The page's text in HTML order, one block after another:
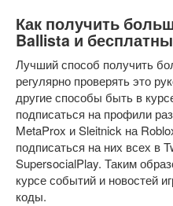
Как получить
Ballista и
Лучший способ получить
регулярно проверять это
другие способы быть в
подписаться на профили
MetaProx и Sleitnick на
подписаться на них всех в
SupersocialPlay. Таким
курсе событий и новостей
коды.